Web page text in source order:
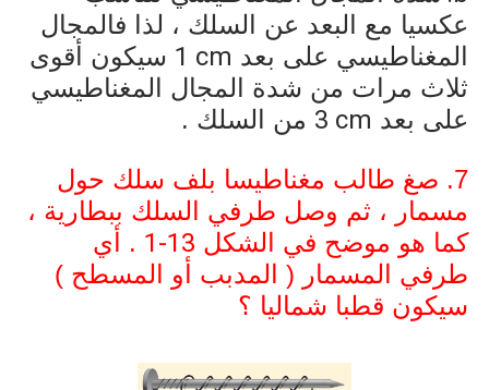
عكسيا مع البعد عن السلك ، لذا فالمجال
المغناطيسي على بعد 1 cm سيكون أقوى
ثلاث مرات من شدة المجال المغناطيسي
على بعد 3 cm من السلك .
7. صغ طالب مغناطيسا بلف سلك حول
مسمار ، ثم وصل طرفي السلك ببطارية ،
كما هو موضح في الشكل 1-13 . أي
طرفي المسمار ( المدبب أو المسطح )
سيكون قطبا شماليا ؟